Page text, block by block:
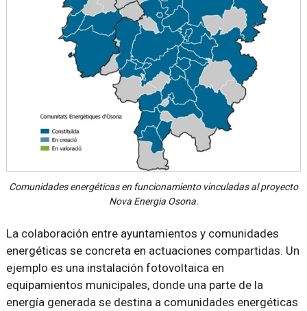
Comunidades energéticas en funcionamiento vinculadas al proyecto
Nova Energia Osona.
La colaboración entre ayuntamientos y comunidades
energéticas se concreta en actuaciones compartidas. Un
ejemplo es una instalación fotovoltaica en
equipamientos municipales, donde una parte de la
energía generada se destina a comunidades energéticas